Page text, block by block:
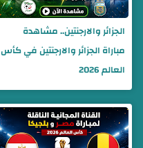
الجزائر والارجنتين.. مشاهدة
مباراة الجزائر والارجنتين في كأس
العالم 2026